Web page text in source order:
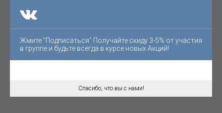
Жмите "Подписаться" Получайте скиду 3-5% от участия
в группе и будьте всегда в курсе новых Акций!
Спасибо, что вы с нами!